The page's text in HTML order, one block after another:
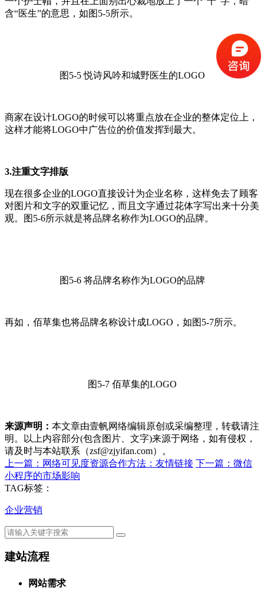
含“医生”的意思，如图5-5所示。
图5-5 悦诗风吟和城野医生的LOGO
商家在设计LOGO的时候可以将重点放在企业的整体定位上，
这样才能将LOGO中广告位的价值发挥到最大。
3.注重文字排版
现在很多企业的LOGO直接设计为企业名称，这样免去了顾客
对图片和文字的双重记忆，而且文字通过花体字写出来十分美
观。图5-6所示就是将品牌名称作为LOGO的品牌。
图5-6 将品牌名称作为LOGO的品牌
再如，佰草集也将品牌名称设计成LOGO，如图5-7所示。
图5-7 佰草集的LOGO
来源声明： 本文章由壹帆网络编辑原创或采编整理，转载请注
明。以上内容部分(包含图片、文字)来源于网络，如有侵权，
请及时与本站联系（zsf@zjyifan.com）。
上一篇：网络可见度资源合作方法：友情链接 下一篇：微信
小程序的市场影响
TAG标签：
企业营销
建站流程
网站需求